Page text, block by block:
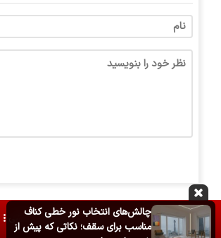
چالش‌های انتخاب نور خطی کناف
مناسب برای سقف؛ نکاتی که پیش از
سیاسی اقتصادی اجتماعی فرهنگی ورزشی